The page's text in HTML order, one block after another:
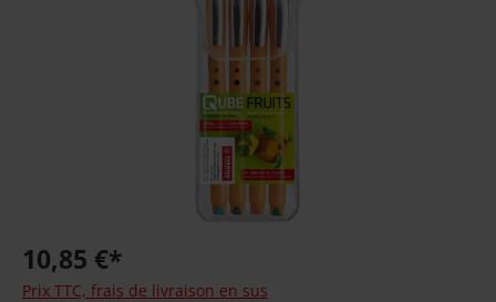
10,85 €*
Prix TTC, frais de livraison en sus